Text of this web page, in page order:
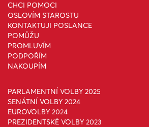
CHCI POMOCI
OSLOVÍM STAROSTU
KONTAKTUJI POSLANCE
POMŮŽU
PROMLUVÍM
PODPOŘÍM
NAKOUPÍM
PARLAMENTNÍ VOLBY 2025
SENÁTNÍ VOLBY 2024
EUROVOLBY 2024
PREZIDENTSKÉ VOLBY 2023